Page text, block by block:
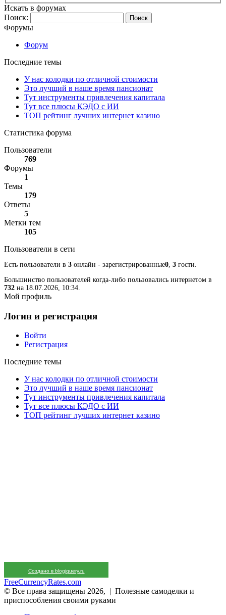
Искать в форумах
Поиск:
Форумы
Форум
Последние темы
У нас колодки по отличной стоимости
Это лучший в наше время пансионат
Тут инструменты привлечения капитала
Тут все плюсы КЭДО с ИИ
ТОП рейтинг лучших интернет казино
Статистика форума
Пользователи
769
Форумы
1
Темы
179
Ответы
5
Метки тем
105
Пользователи в сети
Есть пользователи в 3 онлайн - зарегистрированные0, 3 гости.
Большинство пользователей когда-либо пользовались интернетом в
732 на 18.07.2026, 10:34.
Мой профиль
Логин и регистрация
Войти
Регистрация
Последние темы
У нас колодки по отличной стоимости
Это лучший в наше время пансионат
Тут инструменты привлечения капитала
Тут все плюсы КЭДО с ИИ
ТОП рейтинг лучших интернет казино
Создано в blogjquery.ru
FreeCurrencyRates.com
© Все права защищены 2026, | Полезные самоделки и
приспособления своими руками